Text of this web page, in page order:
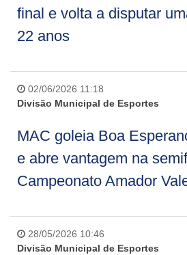
final e volta a disputar
22 anos
02/06/2026 11:18
Divisão Municipal de Esportes
MAC goleia Boa
e abre vantagem na
Campeonato Amador
28/05/2026 10:46
Divisão Municipal de Esportes